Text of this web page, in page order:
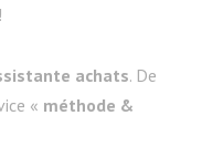
achats. De
« méthode &